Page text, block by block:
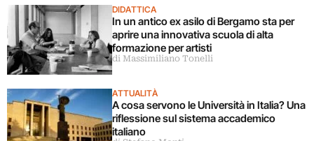
DIDATTICA
In un antico ex asilo di Bergamo sta per
aprire una innovativa scuola di alta
formazione per artisti
di Massimiliano Tonelli
ATTUALITÀ
A cosa servono le Università in Italia? Una
riflessione sul sistema accademico
italiano